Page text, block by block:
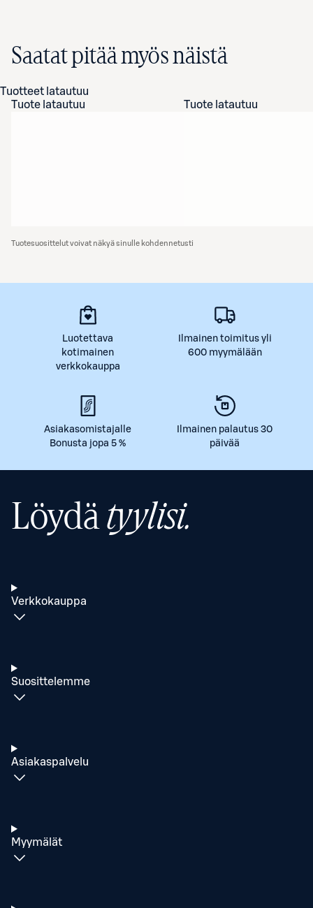
Saatat pitää myös näistä
Tuotteet latautuu
Tuote latautuu
Tuote latautuu
Tuotesuosittelut voivat näkyä sinulle kohdennetusti
Luotettava
kotimainen
verkkokauppa
Ilmainen toimitus yli
600 myymälään
Asiakasomistajalle
Bonusta jopa 5 %
Ilmainen palautus 30
päivää
Löydätyylisi.
Verkkokauppa
Suosittelemme
Asiakaspalvelu
Myymälät